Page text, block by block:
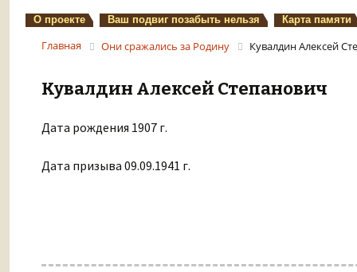
О проекте Ваш подвиг позабыть нельзя Карта памяти
Главная Они сражались за Родину Кувалдин Алексей
Кувалдин Алексей Степанович
Дата рождения 1907 г.
Дата призыва 09.09.1941 г.